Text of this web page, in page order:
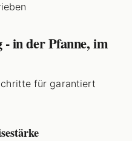
in der Pfanne, im
für garantiert